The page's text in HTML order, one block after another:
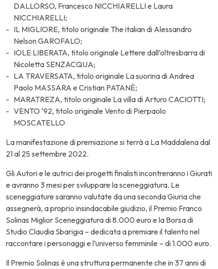
DALLORSO, Francesco NICCHIARELLI e Laura
NICCHIARELLI;
IL MIGLIORE, titolo originale The italian di Alessandro
Nelson GAROFALO;
IOLE LIBERATA, titolo originale Lettere dall’oltresbarra di
Nicoletta SENZACQUA;
LA TRAVERSATA, titolo originale La suorina di Andrea
Paolo MASSARA e Cristian PATANÈ;
MARATREZA, titolo originale La villa di Arturo CACIOTTI;
VENTO ‘92, titolo originale Vento di Pierpaolo
MOSCATELLO
La manifestazione di premiazione si terrà a La Maddalena dal
21 al 25 settembre 2022.
Gli Autori e le autrici dei progetti finalisti incontreranno i Giurati
e avranno 3 mesi per sviluppare la sceneggiatura. Le
sceneggiature saranno valutate da una seconda Giuria che
assegnerà, a proprio insindacabile giudizio, il Premio Franco
Solinas Miglior Sceneggiatura di 8.000 euro e la Borsa di
Studio Claudia Sbarigia – dedicata a premiare il talento nel
raccontare i personaggi e l’universo femminile – di 1.000 euro.
Il Premio Solinas è una struttura permanente che in 37 anni di